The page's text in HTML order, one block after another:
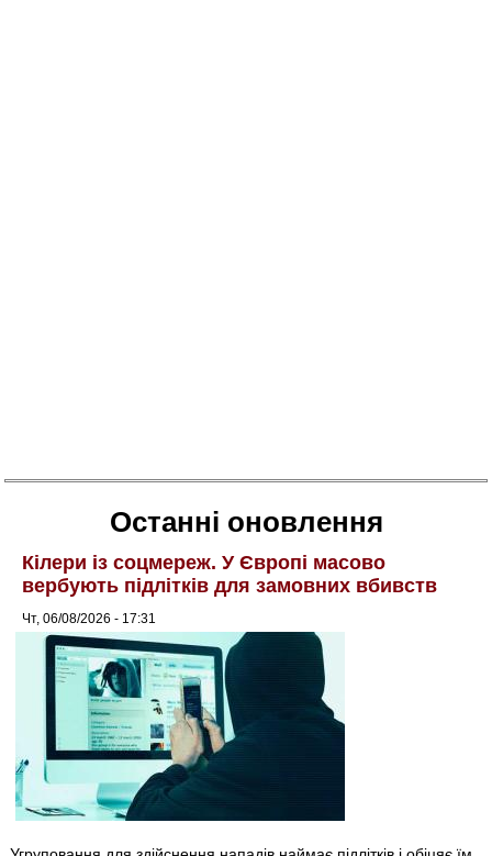
Останні оновлення
Кілери із соцмереж. У Європі масово
вербують підлітків для замовних вбивств
Чт, 06/08/2026 - 17:31